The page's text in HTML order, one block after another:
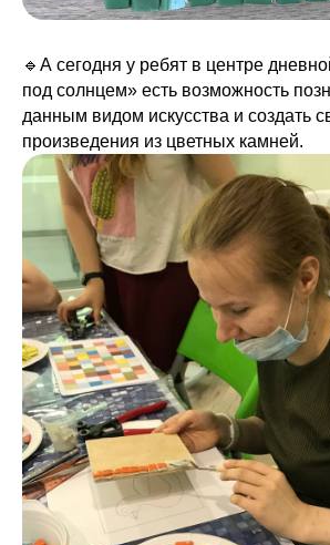
🔹А сегодня у ребят в центре
под солнцем» есть возможность
данным видом искусства и создать
произведения из цветных камней.